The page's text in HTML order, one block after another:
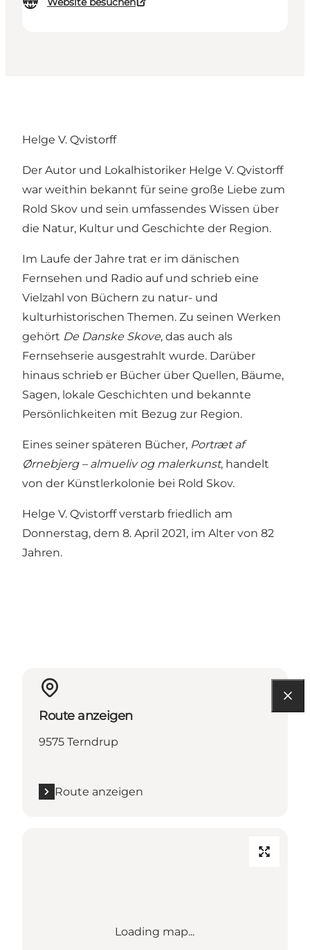
Helge V. Qvistorff
Der Autor und Lokalhistoriker Helge V. Qvistorff
war weithin bekannt für seine große Liebe zum
Rold Skov und sein umfassendes Wissen über
die Natur, Kultur und Geschichte der Region.
Im Laufe der Jahre trat er im dänischen
Fernsehen und Radio auf und schrieb eine
Vielzahl von Büchern zu natur- und
kulturhistorischen Themen. Zu seinen Werken
gehört De Danske Skove, das auch als
Fernsehserie ausgestrahlt wurde. Darüber
hinaus schrieb er Bücher über Quellen, Bäume,
Sagen, lokale Geschichten und bekannte
Persönlichkeiten mit Bezug zur Region.
Eines seiner späteren Bücher, Portræt af
Ørnebjerg – almueliv og malerkunst, handelt
von der Künstlerkolonie bei Rold Skov.
Helge V. Qvistorff verstarb friedlich am
Donnerstag, dem 8. April 2021, im Alter von 82
Jahren.
Route anzeigen
9575 Terndrup
Route anzeigen
Loading map...